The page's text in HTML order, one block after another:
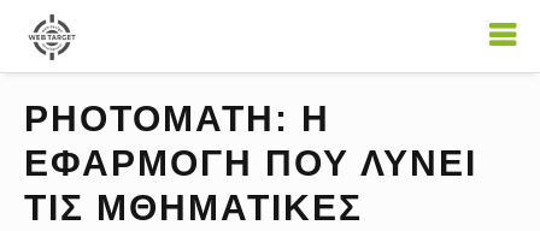
PΗΟΤΟΜΑΤΗ: Η
ΕΦΑΡΜΟΓΗ ΠΟΥ ΛΥΝΕΙ
ΤΙΣ ΜΘΗΜΑΤΙΚΕΣ